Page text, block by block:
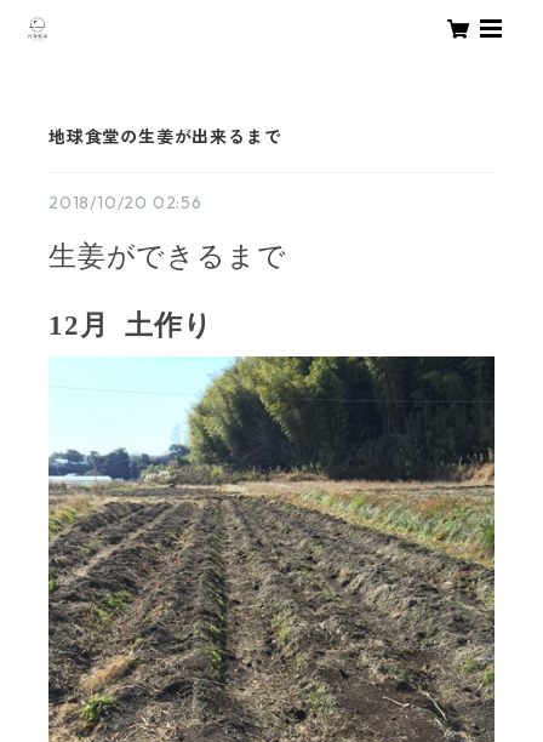
地球食堂の生姜が出来るまで
2018/10/20 02:56
生姜ができるまで
12 月 土作り